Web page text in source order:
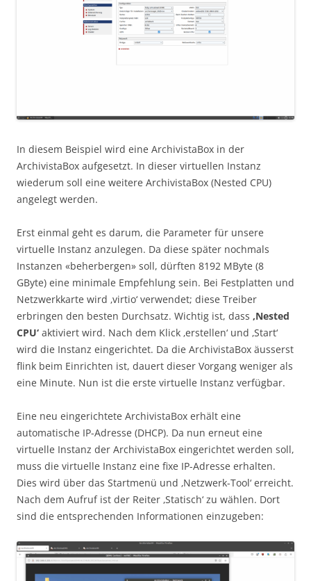
In diesem Beispiel wird eine ArchivistaBox in der
ArchivistaBox aufgesetzt. In dieser virtuellen Instanz
wiederum soll eine weitere ArchivistaBox (Nested CPU)
angelegt werden.
Erst einmal geht es darum, die Parameter für unsere
virtuelle Instanz anzulegen. Da diese später nochmals
Instanzen «beherbergen» soll, dürften 8192 MByte (8
GByte) eine minimale Empfehlung sein. Bei Festplatten und
Netzwerkkarte wird ‚virtio‘ verwendet; diese Treiber
erbringen den besten Durchsatz. Wichtig ist, dass ‚Nested
CPU‘ aktiviert wird. Nach dem Klick ‚erstellen‘ und ‚Start‘
wird die Instanz eingerichtet. Da die ArchivistaBox äusserst
flink beim Einrichten ist, dauert dieser Vorgang weniger als
eine Minute. Nun ist die erste virtuelle Instanz verfügbar.
Eine neu eingerichtete ArchivistaBox erhält eine
automatische IP-Adresse (DHCP). Da nun erneut eine
virtuelle Instanz der ArchivistaBox eingerichtet werden soll,
muss die virtuelle Instanz eine fixe IP-Adresse erhalten.
Dies wird über das Startmenü und ‚Netzwerk-Tool‘ erreicht.
Nach dem Aufruf ist der Reiter ‚Statisch‘ zu wählen. Dort
sind die entsprechenden Informationen einzugeben: